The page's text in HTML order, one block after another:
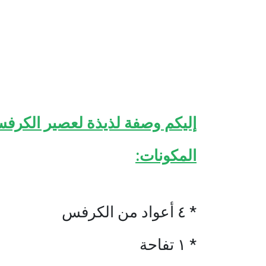
إليكم وصفة لذيذة لعصير
المكونات:
* ٤ أعواد من الكرفس
* ١ تفاحة